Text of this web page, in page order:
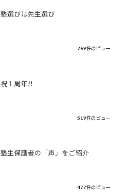
塾選びは先生選び
769件のビュー
祝１周年!!
519件のビュー
塾生保護者の「声」をご紹介
477件のビュー